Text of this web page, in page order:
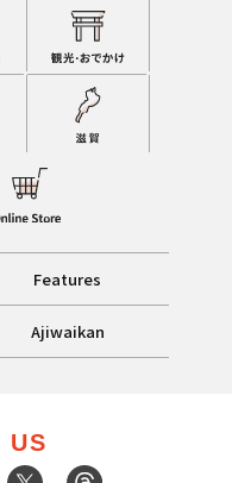
Features
Ajiwaikan
US